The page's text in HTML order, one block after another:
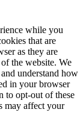
while you
that are
as they are
the website. We
understand how
in your browser
to opt-out of these
may affect your